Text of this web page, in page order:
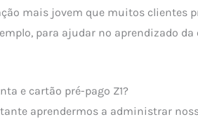
mais jovem que muitos clientes
para ajudar no aprendizado
e cartão pré-pago Z1?
aprendermos a administrar